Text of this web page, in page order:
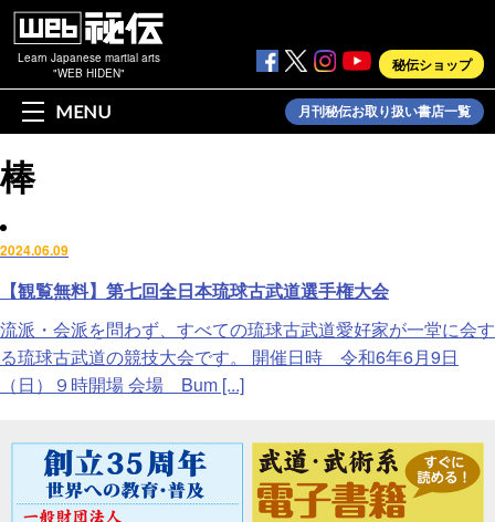
Learn Japanese martial arts
"WEB HIDEN"
秘伝ショップ
MENU 月刊秘伝お取り扱い書店一覧
棒
2024.06.09
【観覧無料】第七回全日本琉球古武道選手権大会
流派・会派を問わず、すべての琉球古武道愛好家が一堂に会す
る琉球古武道の競技大会です。 開催日時 令和6年6月9日
（日）９時開場 会場 Bum [...]